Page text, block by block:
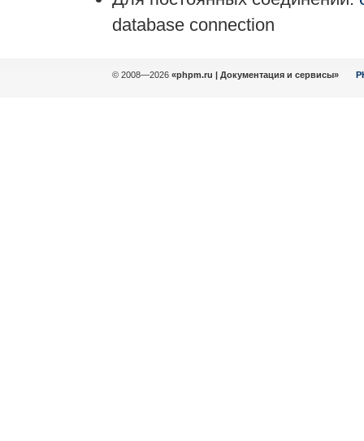
database connection
© 2008—2026 «phpm.ru | Документация и сервисы»